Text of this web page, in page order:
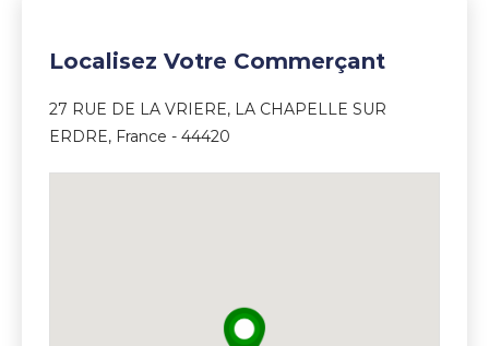
Localisez Votre Commerçant
27 RUE DE LA VRIERE, LA CHAPELLE SUR
ERDRE, France - 44420